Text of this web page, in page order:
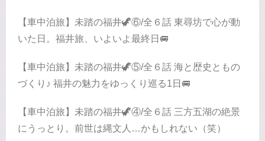
【車中泊旅】未踏の福井🦖⑥/全６話 東尋坊で心が動
いた日。福井旅、いよいよ最終日🚐
【車中泊旅】未踏の福井🦖⑤/全６話 海と歴史ともの
づくり♪ 福井の魅力をゆっくり巡る1日🚐
【車中泊旅】未踏の福井🦖④/全６話 三方五湖の絶景
にうっとり。前世は縄文人…かもしれない（笑）